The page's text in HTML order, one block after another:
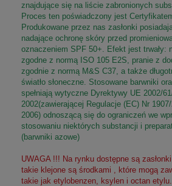
znajdujące się na liście zabronionych
Proces ten poświadczony jest
Produkowane przez nas zasłonki
nadające ochronę skóry przed
oznaczeniem SPF 50+. Efekt jest trwały:
zgodne z normą ISO 105 E2S, pranie z
zgodnie z normą M&S C37, a także
światło słoneczne. Stosowane barwniki
spełniają wytyczne Dyrektywy UE 2002/
2002(zawierającej Regulacje (EC) Nr
2006) odnoszącą się do ograniczeń we
stosowaniu niektórych substancji i
(barwniki azowe)
UWAGA !!! Na rynku dostępne są
takie klejone są środkami , które mogą
takie jak etylobenzen, ksylen i octan